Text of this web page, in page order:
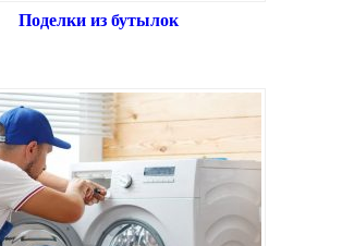
Поделки из бутылок